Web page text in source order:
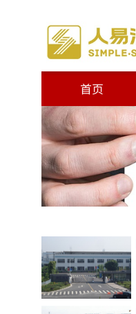
首页